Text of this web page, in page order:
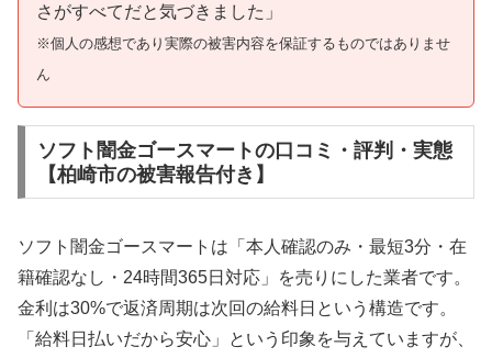
さがすべてだと気づきました」
※個人の感想であり実際の被害内容を保証するものではありませ
ん
ソフト闇金ゴースマートの口コミ・評判・実態
【柏崎市の被害報告付き】
ソフト闇金ゴースマートは「本人確認のみ・最短3分・在
籍確認なし・24時間365日対応」を売りにした業者です。
金利は30%で返済周期は次回の給料日という構造です。
「給料日払いだから安心」という印象を与えていますが、